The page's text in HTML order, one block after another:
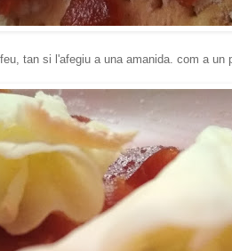
tan si l'afegiu a una amanida. com a un